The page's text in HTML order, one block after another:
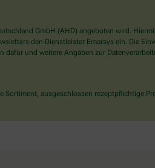
GmbH (AHD) angeboten wird.
den Dienstleister Emarsys ein. Die
und weitere Angaben zur
ausgeschlossen rezeptpflichtige